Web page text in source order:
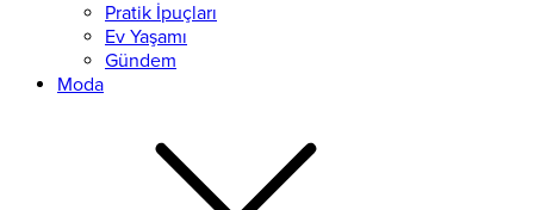
Pratik İpuçları
Ev Yaşamı
Gündem
Moda